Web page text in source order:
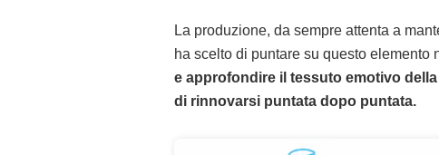
La produzione, da sempre attenta a
ha scelto di puntare su questo elemento
e approfondire il tessuto emotivo
di rinnovarsi puntata dopo puntata.